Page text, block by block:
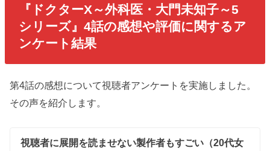
『ドクターX～外科医・大門未知子～5
シリーズ』4話の感想や評価に関するア
ンケート結果
第4話の感想について視聴者アンケートを実施しました。
その声を紹介します。
視聴者に展開を読ませない製作者もすごい（20代女